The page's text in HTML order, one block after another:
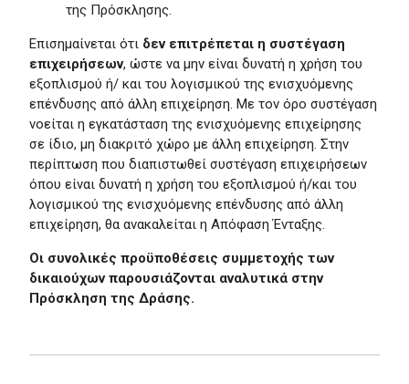
της Πρόσκλησης.
Επισημαίνεται ότι δεν επιτρέπεται η συστέγαση
επιχειρήσεων, ώστε να μην είναι δυνατή η χρήση του
εξοπλισμού ή/ και του λογισμικού της ενισχυόμενης
επένδυσης από άλλη επιχείρηση. Με τον όρο συστέγαση
νοείται η εγκατάσταση της ενισχυόμενης επιχείρησης
σε ίδιο, μη διακριτό χώρο με άλλη επιχείρηση. Στην
περίπτωση που διαπιστωθεί συστέγαση επιχειρήσεων
όπου είναι δυνατή η χρήση του εξοπλισμού ή/και του
λογισμικού της ενισχυόμενης επένδυσης από άλλη
επιχείρηση, θα ανακαλείται η Απόφαση Ένταξης.
Οι συνολικές προϋποθέσεις συμμετοχής των
δικαιούχων παρουσιάζονται αναλυτικά στην
Πρόσκληση της Δράσης.